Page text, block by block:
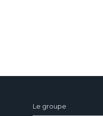
Le groupe